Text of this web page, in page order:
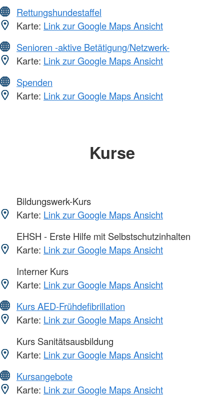
Rettungshundestaffel
Karte: Link zur Google Maps Ansicht
Senioren -aktive Betätigung/Netzwerk-
Karte: Link zur Google Maps Ansicht
Spenden
Karte: Link zur Google Maps Ansicht
Kurse
Bildungswerk-Kurs
Karte: Link zur Google Maps Ansicht
EHSH - Erste Hilfe mit Selbstschutzinhalten
Karte: Link zur Google Maps Ansicht
Interner Kurs
Karte: Link zur Google Maps Ansicht
Kurs AED-Frühdefibrillation
Karte: Link zur Google Maps Ansicht
Kurs Sanitätsausbildung
Karte: Link zur Google Maps Ansicht
Kursangebote
Karte: Link zur Google Maps Ansicht